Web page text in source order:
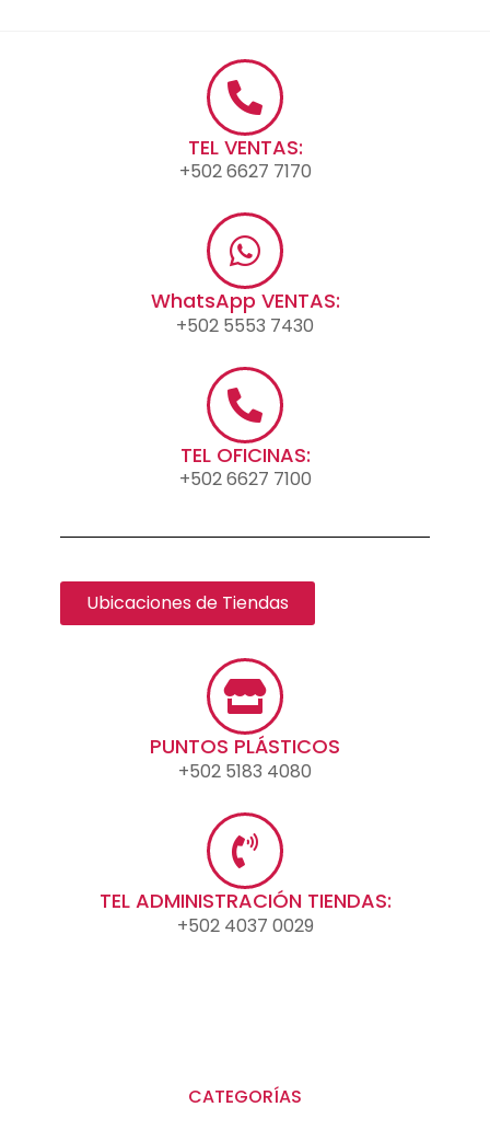
TEL VENTAS:
+502 6627 7170
WhatsApp VENTAS:
+502 5553 7430
TEL OFICINAS:
+502 6627 7100
Ubicaciones de Tiendas
PUNTOS PLÁSTICOS
+502 5183 4080
TEL ADMINISTRACIÓN TIENDAS:
+502 4037 0029
CATEGORÍAS